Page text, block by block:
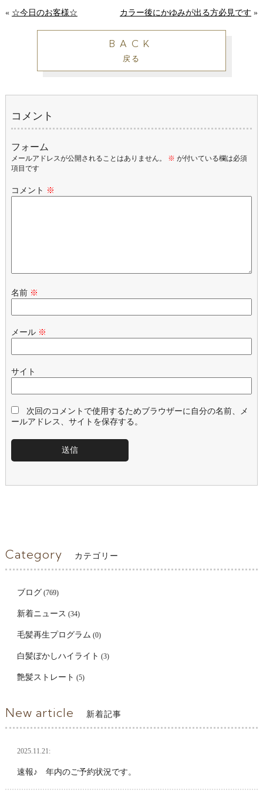
« ☆今日のお客様☆ カラー後にかゆみが出る方必見です »
BACK
戻る
コメント
フォーム
メールアドレスが公開されることはありません。 ※ が付いている欄は必須
項目です
コメント ※
名前 ※
メール ※
サイト
次回のコメントで使用するためブラウザーに自分の名前、メ
ールアドレス、サイトを保存する。
Category カテゴリー
ブログ (769)
新着ニュース (34)
毛髪再生プログラム (0)
白髪ぼかしハイライト (3)
艶髪ストレート (5)
New article 新着記事
2025.11.21:
速報♪ 年内のご予約状況です。